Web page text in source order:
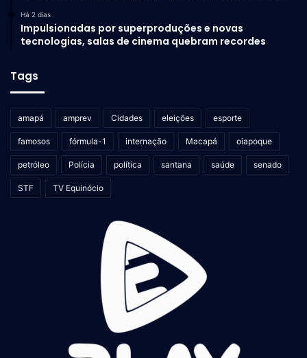
Há 2 dias
Impulsionadas por superproduções e novas
tecnologias, salas de cinema quebram recordes
Tags
amapá amprev Cidades eleições esporte
famosos fórmula-1 internação Macapá oiapoque
petróleo Polícia política santana saúde senado
STF TV Equinócio